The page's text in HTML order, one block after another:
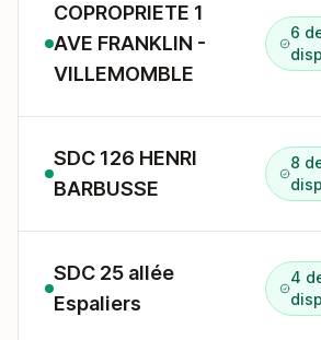
COPROPRIETE 1
AVE FRANKLIN -
VILLEMOMBLE
6
SDC 126 HENRI
BARBUSSE
8
SDC 25 allée
Espaliers
4